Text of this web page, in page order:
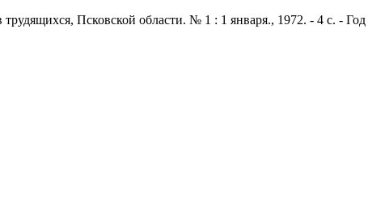
Псковской области. № 1 : 1 января., 1972. - 4 с. - Год